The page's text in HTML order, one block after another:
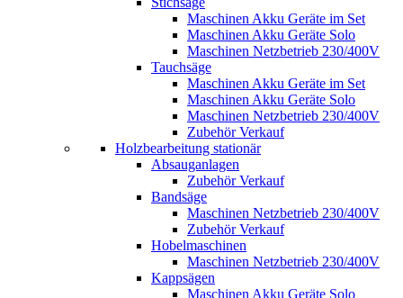
Maschinen Akku Geräte im Set
Maschinen Akku Geräte Solo
Maschinen Netzbetrieb 230/400V
Tauchsäge
Maschinen Akku Geräte im Set
Maschinen Akku Geräte Solo
Maschinen Netzbetrieb 230/400V
Zubehör Verkauf
Holzbearbeitung stationär
Absauganlagen
Zubehör Verkauf
Bandsäge
Maschinen Netzbetrieb 230/400V
Zubehör Verkauf
Hobelmaschinen
Maschinen Netzbetrieb 230/400V
Kappsägen
Maschinen Akku Geräte Solo